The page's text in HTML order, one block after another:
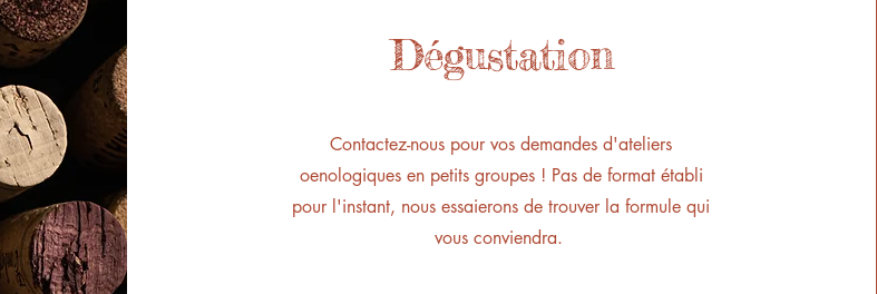
Dégustation
Contactez-nous pour vos demandes d'ateliers
oenologiques en petits groupes ! Pas de format établi
pour l'instant, nous essaierons de trouver la formule qui
vous conviendra.